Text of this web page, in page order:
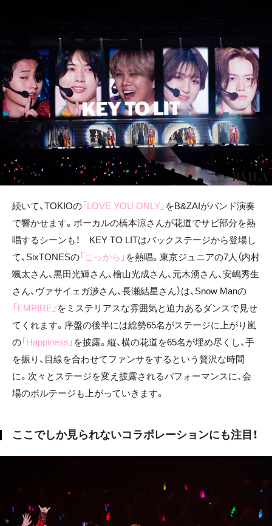
続いて、TOKIOの「LOVE YOU ONLY」 をB&ZAIがバンド演奏
で響かせます。ボーカルの橋本涼さんが花道でサビ部分を熱
唱するシーンも！ KEY TO LITはバックステージから登場し
て、SixTONESの「こっから」 を熱唱。東京ジュニアの7人（内村
颯太さん、黒田光輝さん、檜山光成さん、元木湧さん、安嶋秀生
さん、ヴァサイェガ渉さん、長瀬結星さん）は、Snow Manの
「EMPIRE」 をミステリアスな雰囲気と迫力あるダンスで見せ
てくれます。序盤の後半には総勢65名がステージに上がり嵐
の「Happiness」 を披露。縦、横の花道を65名が埋め尽くし、手
を振り、目線を合わせてファンサをするという贅沢な時間
に。次々とステージを変え披露されるパフォーマンスに、会
場のボルテージも上がっていきます。
ここでしか見られないコラボレーションにも注目！